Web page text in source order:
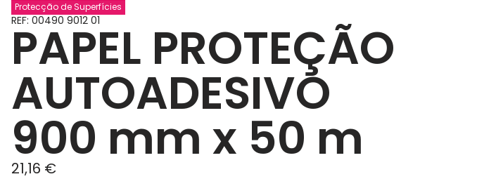
Protecção de Superfícies
REF: 00490 9012 01
PAPEL PROTEÇÃO
AUTOADESIVO
900 mm x 50 m
21,16 €